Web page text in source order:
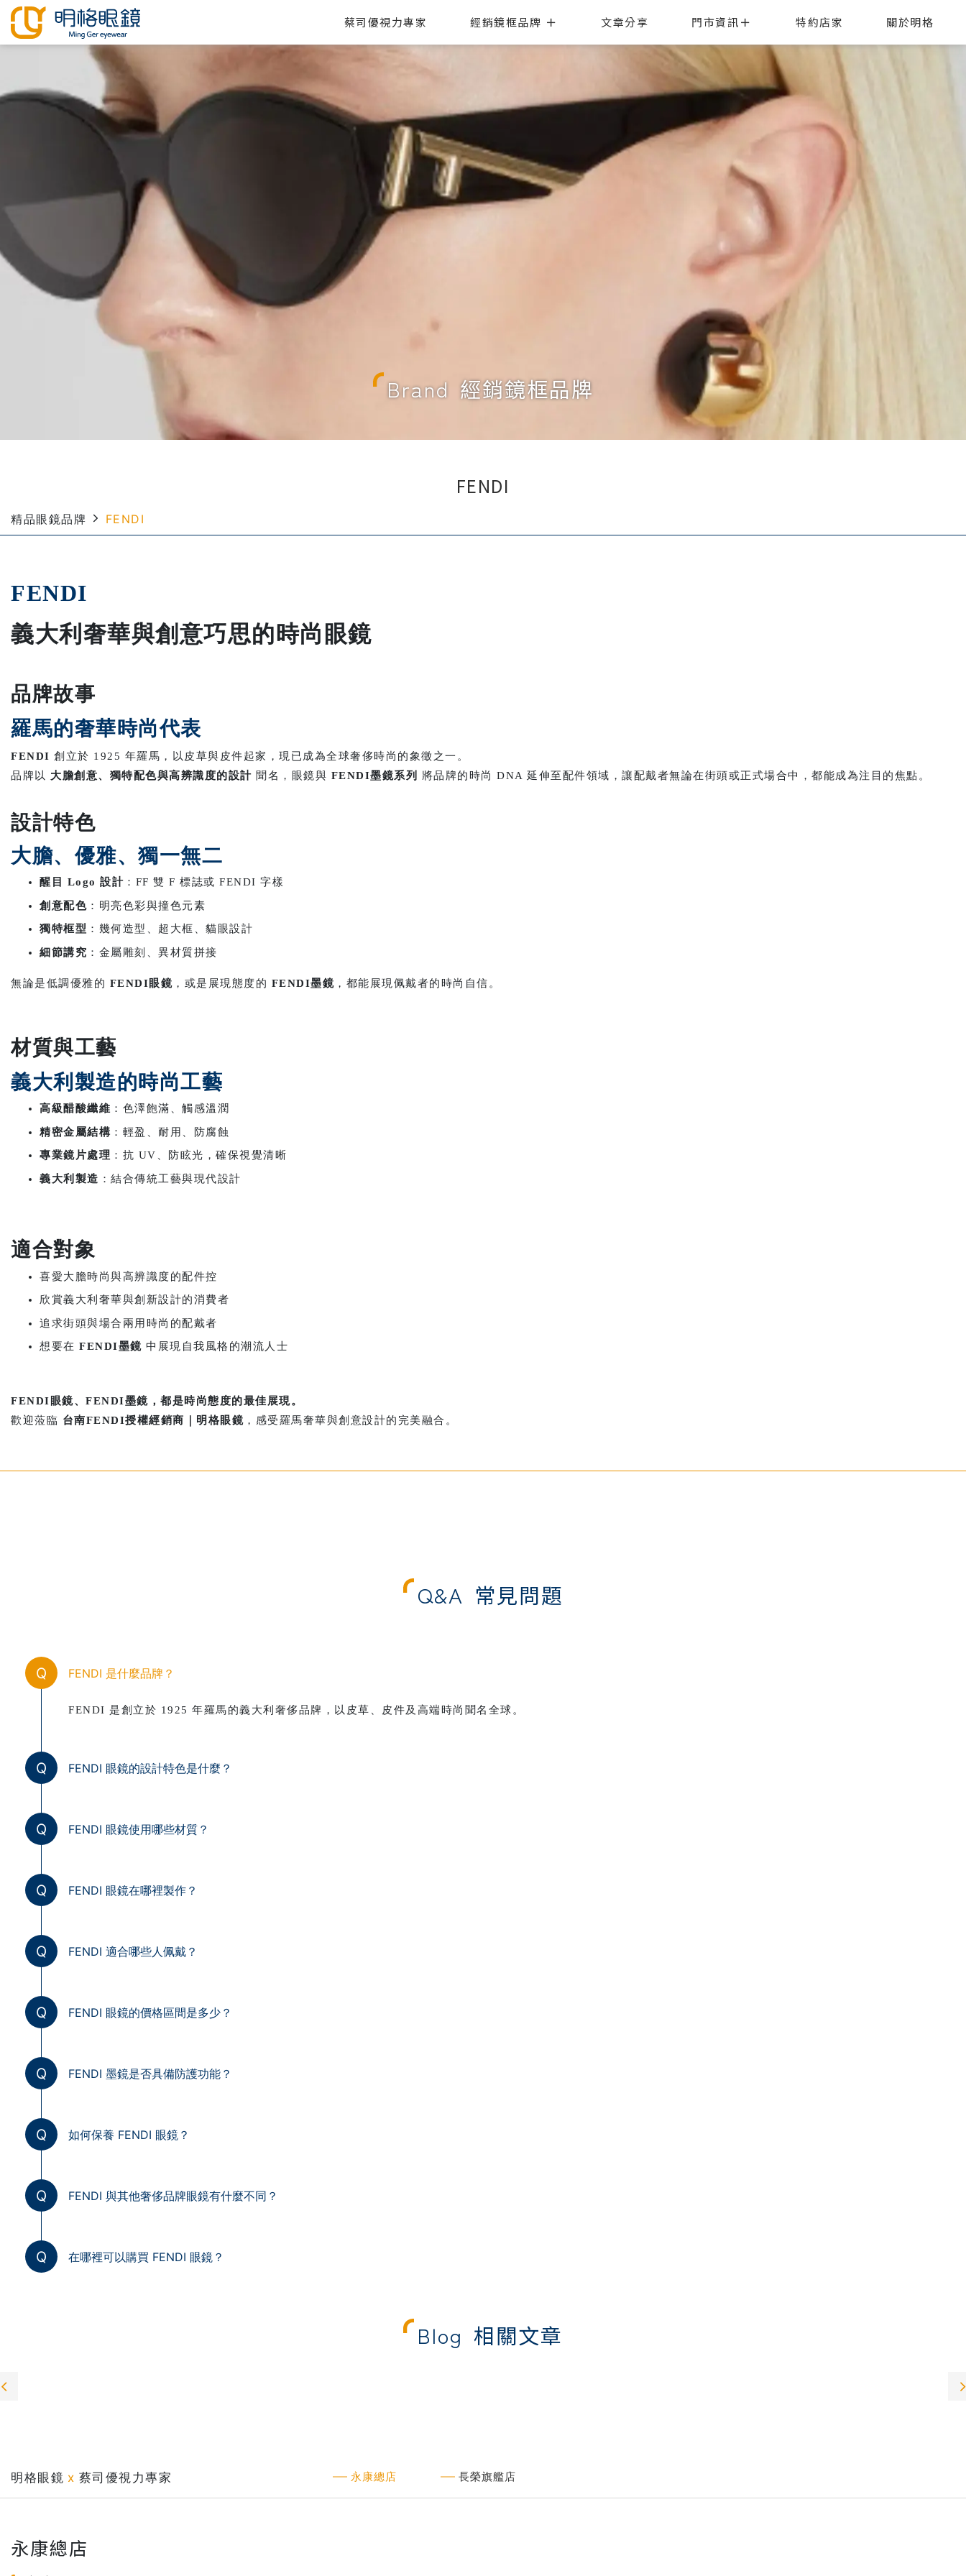
蔡司優視力專家 經銷鏡框品牌 文章分享 門市資訊 特約店家 關於明格
Brand 經銷鏡框品牌
FENDI
精品眼鏡品牌 FENDI
FENDI
義大利奢華與創意巧思的時尚眼鏡
品牌故事
羅馬的奢華時尚代表
FENDI 創立於 1925 年羅馬，以皮草與皮件起家，現已成為全球奢侈時尚的象徵之一。
品牌以 大膽創意、獨特配色與高辨識度的設計 聞名，眼鏡與 FENDI墨鏡系列 將品牌的時尚 DNA 延伸至配件領域，讓配戴者無論在街頭或正式場合中，都能成為注目的焦點。
設計特色
大膽、優雅、獨一無二
醒目 Logo 設計 ：FF 雙 F 標誌或 FENDI 字樣
創意配色 ：明亮色彩與撞色元素
獨特框型 ：幾何造型、超大框、貓眼設計
細節講究 ：金屬雕刻、異材質拼接
無論是低調優雅的 FENDI眼鏡 ，或是展現態度的 FENDI墨鏡 ，都能展現佩戴者的時尚自信。
材質與工藝
義大利製造的時尚工藝
高級醋酸纖維 ：色澤飽滿、觸感溫潤
精密金屬結構 ：輕盈、耐用、防腐蝕
專業鏡片處理 ：抗 UV、防眩光，確保視覺清晰
義大利製造 ：結合傳統工藝與現代設計
適合對象
喜愛大膽時尚與高辨識度的配件控
欣賞義大利奢華與創新設計的消費者
追求街頭與場合兩用時尚的配戴者
想要在 FENDI墨鏡 中展現自我風格的潮流人士
FENDI眼鏡、FENDI墨鏡，都是時尚態度的最佳展現。
歡迎蒞臨 台南FENDI授權經銷商｜明格眼鏡 ，感受羅馬奢華與創意設計的完美融合。
Q&A 常見問題
Q FENDI 是什麼品牌？
FENDI 是創立於 1925 年羅馬的義大利奢侈品牌，以皮草、皮件及高端時尚聞名全球。
Q FENDI 眼鏡的設計特色是什麼？
Q FENDI 眼鏡使用哪些材質？
Q FENDI 眼鏡在哪裡製作？
Q FENDI 適合哪些人佩戴？
Q FENDI 眼鏡的價格區間是多少？
Q FENDI 墨鏡是否具備防護功能？
Q 如何保養 FENDI 眼鏡？
Q FENDI 與其他奢侈品牌眼鏡有什麼不同？
Q 在哪裡可以購買 FENDI 眼鏡？
Blog 相關文章
明格眼鏡 x 蔡司優視力專家 永康總店 長榮旗艦店
永康總店